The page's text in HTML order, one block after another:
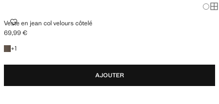
Veste en jean col velours côtelé
VESTE EN JEAN COL VELOURS CÔTELÉ
Prix actuel [69,99 € ]
69,99 €
+1
+1 couleur
AJOUTER